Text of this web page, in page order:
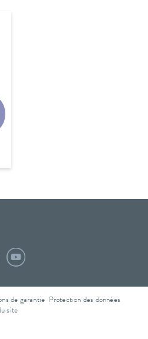
de garantie
Protection des données
site